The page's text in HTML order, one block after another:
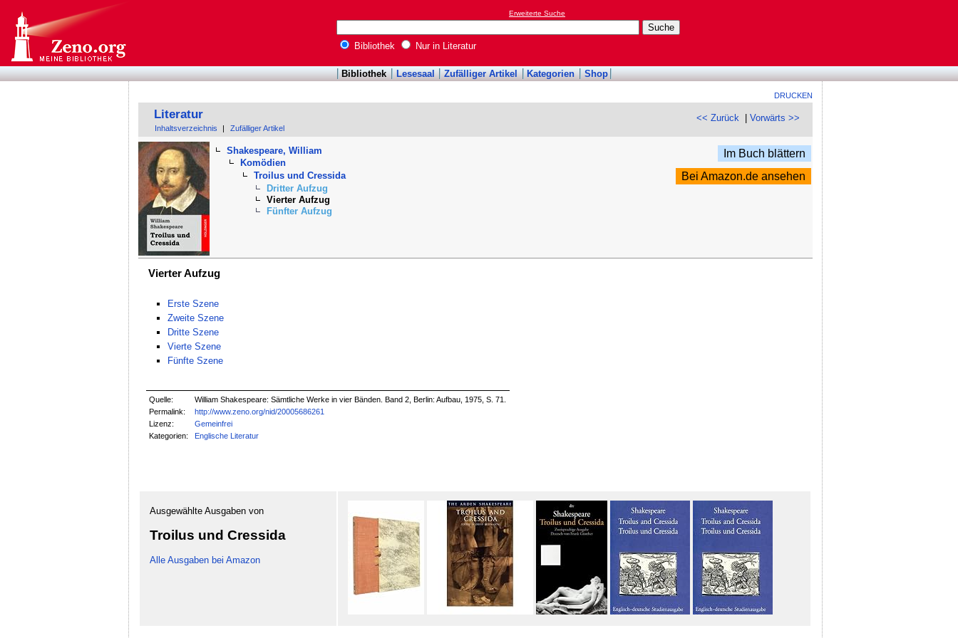
Erweiterte Suche
Bibliothek Nur in Literatur
Bibliothek Lesesaal Zufälliger Artikel Kategorien Shop
DRUCKEN
<< Zurück |Vorwärts >>
Literatur
Inhaltsverzeichnis Zufälliger Artikel
Shakespeare, William
Komödien
Troilus und Cressida
Dritter Aufzug
Vierter Aufzug
Fünfter Aufzug
Im Buch blättern
Bei Amazon.de ansehen
Vierter Aufzug
Erste Szene
Zweite Szene
Dritte Szene
Vierte Szene
Fünfte Szene
Quelle:
William Shakespeare: Sämtliche Werke in vier Bänden. Band 2, Berlin: Aufbau, 1975, S. 71.
Permalink:
http://www.zeno.org/nid/20005686261
Lizenz:
Gemeinfrei
Kategorien:
Englische Literatur
Ausgewählte Ausgaben von
Troilus und Cressida
Alle Ausgaben bei Amazon